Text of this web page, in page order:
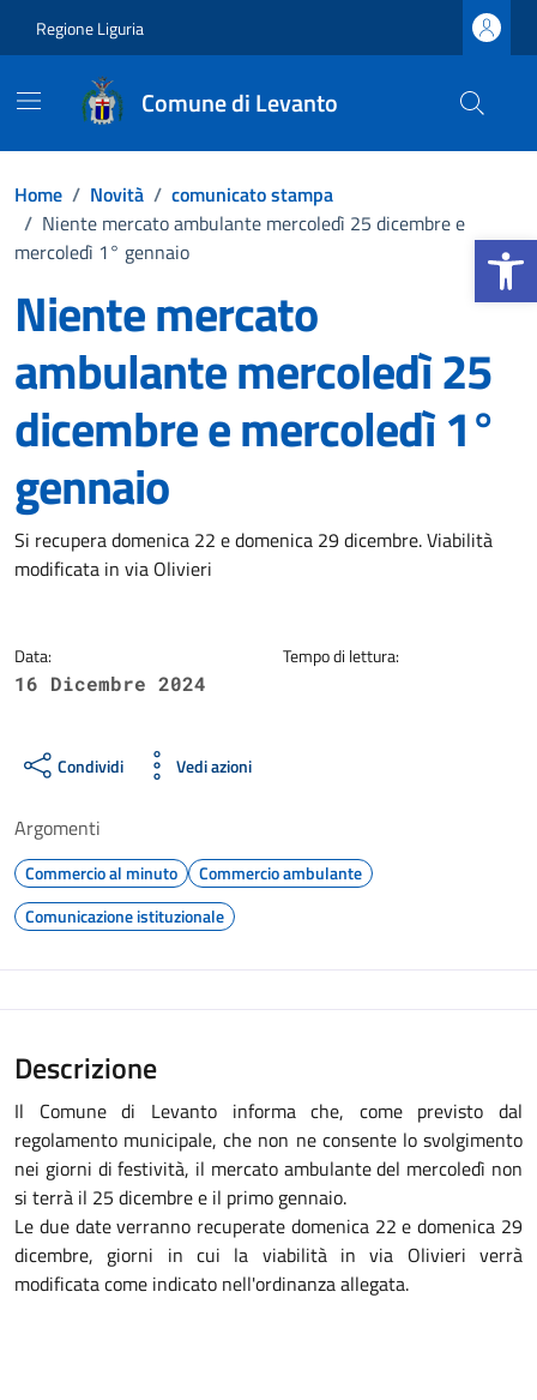
Apri la
Regione Liguria
Comune di Levanto
Home / Novità / comunicato stampa
/ Niente mercato ambulante mercoledì 25 dicembre e
mercoledì 1° gennaio
Niente mercato
ambulante mercoledì 25
dicembre e mercoledì 1°
gennaio
Dettagli della notizia
Si recupera domenica 22 e domenica 29 dicembre. Viabilità
modificata in via Olivieri
Data:
16 Dicembre 2024
Tempo di lettura:
Condividi Vedi azioni
Argomenti
Commercio al minuto
Commercio ambulante
Comunicazione istituzionale
Descrizione
Il Comune di Levanto informa che, come previsto dal
regolamento municipale, che non ne consente lo svolgimento
nei giorni di festività, il mercato ambulante del mercoledì non
si terrà il 25 dicembre e il primo gennaio.
Le due date verranno recuperate domenica 22 e domenica 29
dicembre, giorni in cui la viabilità in via Olivieri verrà
modificata come indicato nell'ordinanza allegata.